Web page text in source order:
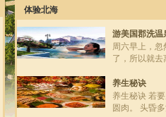
体验北海
游美国郡洗温
周六早上，
了，所以就
市买了干粮，
背起包，抬
是最兴奋的
养生秘诀
养生秘诀 若
圆肉。 头昏